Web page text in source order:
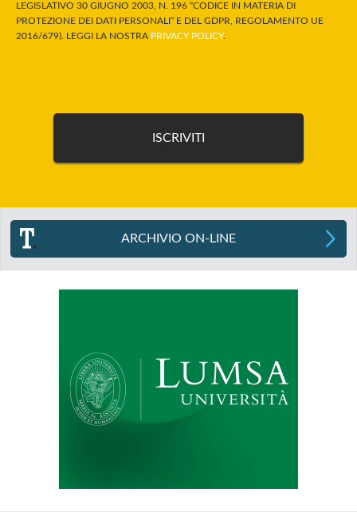
LEGISLATIVO 30 GIUGNO 2003, N. 196 “CODICE IN MATERIA DI
PROTEZIONE DEI DATI PERSONALI” E DEL GDPR, REGOLAMENTO UE
2016/679). LEGGI LA NOSTRA PRIVACY POLICY.
ARCHIVIO ON-LINE